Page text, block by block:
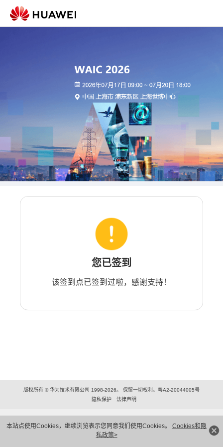
本站点使用Cookies，继续浏览表示您同意我们使用Cookies。 Cookies和隐
私政策>
您已签到
该签到点已签到过啦，感谢支持！
版权所有 © 华为技术有限公司 1998-2026。 保留一切权利。粤A2-20044005号
隐私保护
法律声明